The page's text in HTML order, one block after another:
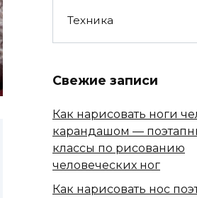
Техника
Свежие записи
Как нарисовать ноги
карандашом —
классы по рисованию
человеческих ног
Как нарисовать нос